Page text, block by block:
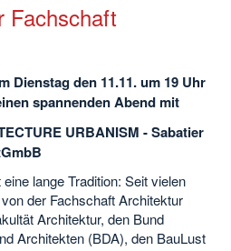
Fachschaft
Dienstag den 11.11. um 19 Uhr
spannenden Abend mit
URBANISM - Sabatier
lange Tradition: Seit vielen
der Fachschaft Architektur
Architektur, den Bund
Architekten (BDA), den BauLust